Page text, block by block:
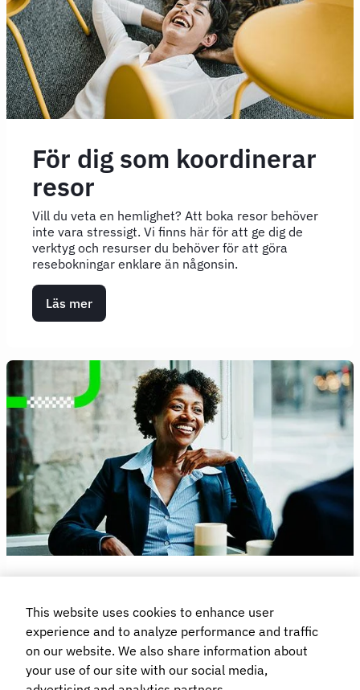
För dig som koordinerar
resor
Vill du veta en hemlighet? Att boka resor behöver
inte vara stressigt. Vi finns här för att ge dig de
verktyg och resurser du behöver för att göra
resebokningar enklare än någonsin.
Läs mer
allt
Glöm det gamla sättet att hantera företagsresor.
Upptäck hur vi kan hjälpa dig att förbättra, spara
pengar och öka säkerheten i ditt reseprogram.
This website uses cookies to enhance user
experience and to analyze performance and traffic
on our website. We also share information about
your use of our site with our social media,